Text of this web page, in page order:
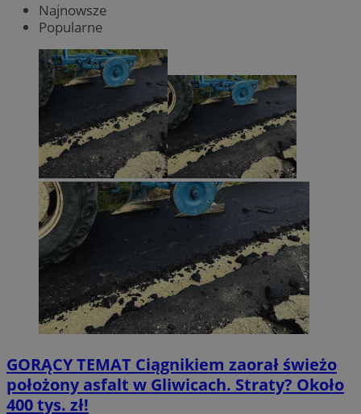
Najnowsze
Popularne
GORĄCY TEMAT Ciągnikiem zaorał świeżo
położony asfalt w Gliwicach. Straty? Około
400 tys. zł!